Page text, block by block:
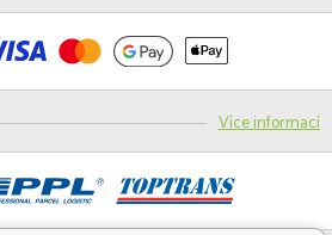
Více informací